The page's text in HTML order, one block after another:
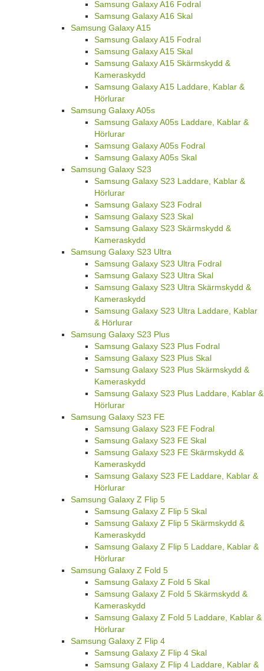
Samsung Galaxy A16 Fodral
Samsung Galaxy A16 Skal
Samsung Galaxy A15
Samsung Galaxy A15 Fodral
Samsung Galaxy A15 Skal
Samsung Galaxy A15 Skärmskydd &
Kameraskydd
Samsung Galaxy A15 Laddare, Kablar &
Hörlurar
Samsung Galaxy A05s
Samsung Galaxy A05s Laddare, Kablar &
Hörlurar
Samsung Galaxy A05s Fodral
Samsung Galaxy A05s Skal
Samsung Galaxy S23
Samsung Galaxy S23 Laddare, Kablar &
Hörlurar
Samsung Galaxy S23 Fodral
Samsung Galaxy S23 Skal
Samsung Galaxy S23 Skärmskydd &
Kameraskydd
Samsung Galaxy S23 Ultra
Samsung Galaxy S23 Ultra Fodral
Samsung Galaxy S23 Ultra Skal
Samsung Galaxy S23 Ultra Skärmskydd &
Kameraskydd
Samsung Galaxy S23 Ultra Laddare, Kablar
& Hörlurar
Samsung Galaxy S23 Plus
Samsung Galaxy S23 Plus Fodral
Samsung Galaxy S23 Plus Skal
Samsung Galaxy S23 Plus Skärmskydd &
Kameraskydd
Samsung Galaxy S23 Plus Laddare, Kablar &
Hörlurar
Samsung Galaxy S23 FE
Samsung Galaxy S23 FE Fodral
Samsung Galaxy S23 FE Skal
Samsung Galaxy S23 FE Skärmskydd &
Kameraskydd
Samsung Galaxy S23 FE Laddare, Kablar &
Hörlurar
Samsung Galaxy Z Flip 5
Samsung Galaxy Z Flip 5 Skal
Samsung Galaxy Z Flip 5 Skärmskydd &
Kameraskydd
Samsung Galaxy Z Flip 5 Laddare, Kablar &
Hörlurar
Samsung Galaxy Z Fold 5
Samsung Galaxy Z Fold 5 Skal
Samsung Galaxy Z Fold 5 Skärmskydd &
Kameraskydd
Samsung Galaxy Z Fold 5 Laddare, Kablar &
Hörlurar
Samsung Galaxy Z Flip 4
Samsung Galaxy Z Flip 4 Skal
Samsung Galaxy Z Flip 4 Laddare, Kablar &